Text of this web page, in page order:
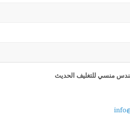
منسي للتغليف الحديث